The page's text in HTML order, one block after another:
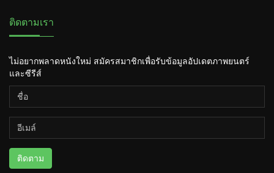
ติดตามเรา
ไม่อยากพลาดหนังใหม่ สมัครสมาชิกเพื่อรับข้อมูลอัปเดตภาพยนตร์
และซีรีส์
ติดตาม